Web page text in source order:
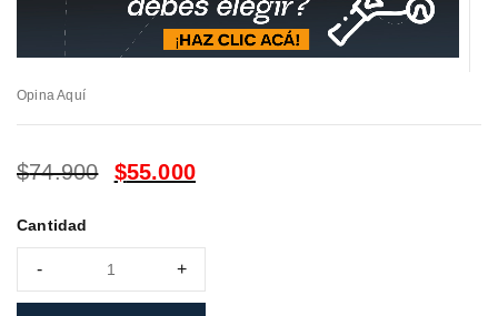
Opina Aquí
LA OFERTA TERMINA EN:
$74.900 $55.000
Cantidad